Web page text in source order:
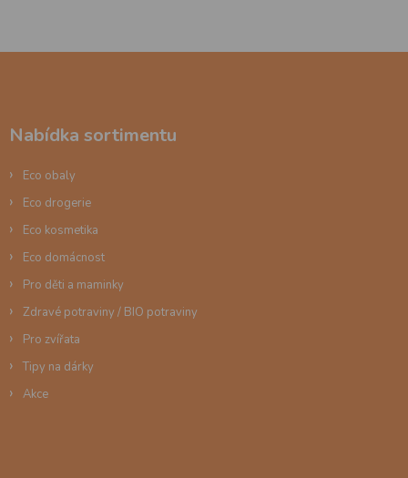
Nabídka sortimentu
Eco obaly
Eco drogerie
Eco kosmetika
Eco domácnost
Pro děti a maminky
Zdravé potraviny / BIO potraviny
Pro zvířata
Tipy na dárky
Akce